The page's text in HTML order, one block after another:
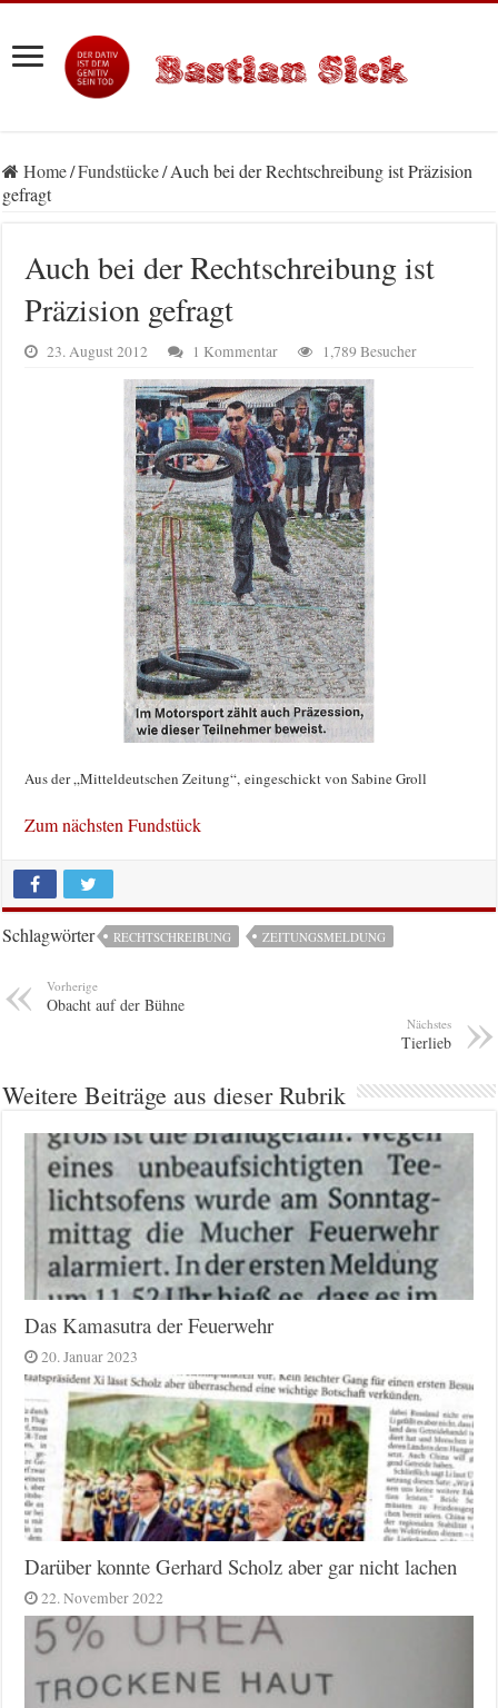
Home/Fundstücke/Auch bei der Rechtschreibung ist Präzision
gefragt
Auch bei der Rechtschreibung ist
Präzision gefragt
23. August 2012 1 Kommentar 1,789 Besucher
Aus der „Mitteldeutschen Zeitung“, eingeschickt von Sabine Groll
Zum nächsten Fundstück
Schlagwörter RECHTSCHREIBUNG ZEITUNGSMELDUNG
Vorherige
Obacht auf der Bühne
Nächstes
Tierlieb
Weitere Beiträge aus dieser Rubrik
Das Kamasutra der Feuerwehr
20. Januar 2023
Darüber konnte Gerhard Scholz aber gar nicht lachen
22. November 2022